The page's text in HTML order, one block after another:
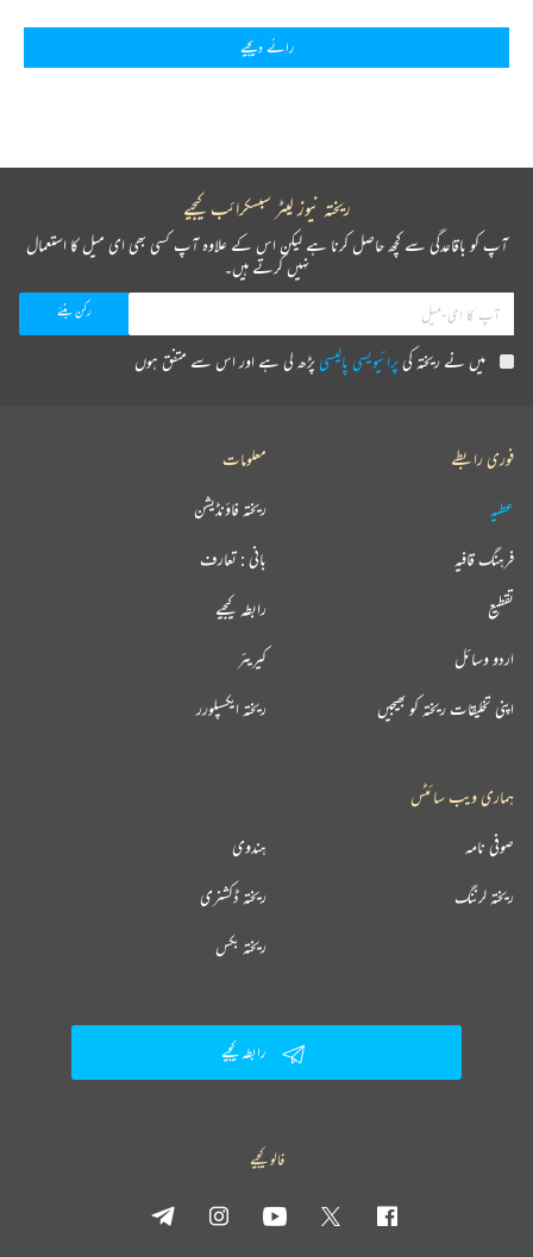
رائے دیجیے
ریختہ نیوز لیٹر سبسکرائب کیجیے
آپ کو باقاعدگی سے کچھ حاصل کرنا ہے لیکن اس کے علاوہ آپ کسی بھی ای میل کا استعمال
نہیں کرتے ہیں۔
میں نے ریختہ کیپرائیویسی پالیسیپڑھ لی ہے اور اس سے متفق ہوں
فوری رابطے
عطیہ
فرہنگ قافیہ
تقطیع
اردو وسائل
اپنی تخلیقات ریختہ کو بھیجیں
معلومات
ریختہ فاؤنڈیشن
بانی : تعارف
رابطہ کیجیے
کیریئر
ریختہ ایکسپلورر
ہماری ویب سائٹس
ہندوی صوفی نامہ
ریختہ ڈکشنری ریختہ لرننگ
ریختہ بکس
رابطہ کیجیے
فالو کیجیے